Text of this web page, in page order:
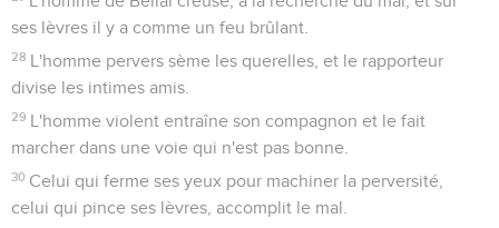
ses lèvres il y a comme un feu brûlant.
28 L'homme pervers sème les querelles, et le rapporteur
divise les intimes amis.
29 L'homme violent entraîne son compagnon et le fait
marcher dans une voie qui n'est pas bonne.
30 Celui qui ferme ses yeux pour machiner la perversité,
celui qui pince ses lèvres, accomplit le mal.